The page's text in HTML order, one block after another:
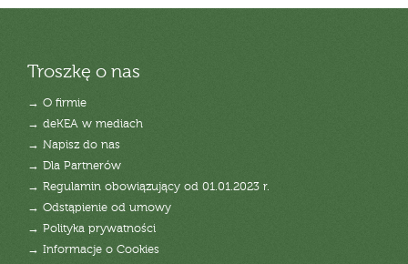
Troszkę o nas
→ O firmie
→ deKEA w mediach
→ Napisz do nas
→ Dla Partnerów
→ Regulamin obowiązujący od 01.01.2023 r.
→ Odstąpienie od umowy
→ Polityka prywatności
→ Informacje o Cookies